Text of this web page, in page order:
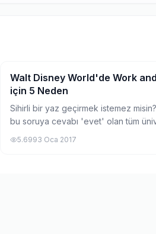
Work and Travel İşverenleri
Walt Disney World'de Work
için 5 Neden
Sihirli bir yaz geçirmek istemez misin? Walt Disney
bu soruya cevabı 'evet' olan tüm
5.6993 Oca 2017